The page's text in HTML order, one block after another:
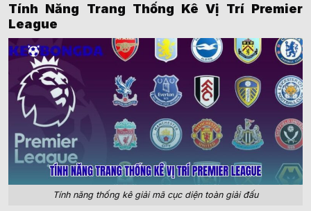
Tính Năng Trang Thống Kê Vị Trí Premier
League
Tính năng thống kê giải mã cục diện toàn giải đấu